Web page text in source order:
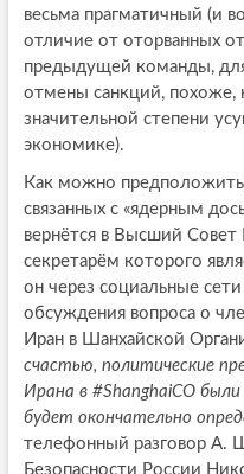
весьма прагматичный (и
отличие от оторванных
предыдущей команды,
отмены санкций, похоже,
значительной степени
экономике).
Как можно
связанных с «ядерным
вернётся в Высший Совет
секретарём которого
он через социальные
обсуждения вопроса о
Иран в Шанхайской
счастью, политические
Ирана в #ShanghaiCO
будет окончательно
телефонный разговор А.
Безопасности России